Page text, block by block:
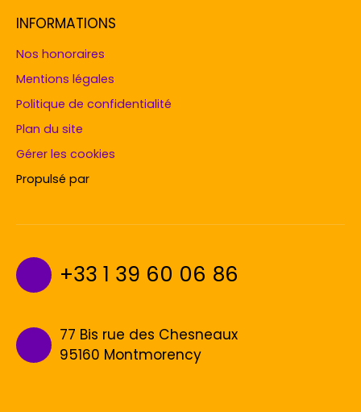
INFORMATIONS
Nos honoraires
Mentions légales
Politique de confidentialité
Plan du site
Gérer les cookies
Propulsé par
+33 1 39 60 06 86
77 Bis rue des Chesneaux
95160 Montmorency